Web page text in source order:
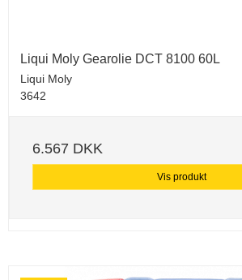
Liqui Moly Gearolie DCT 8100 60L
Liqui Moly
3642
6.567 DKK
Vis produkt